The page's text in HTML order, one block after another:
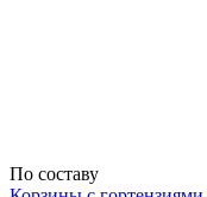
По составу